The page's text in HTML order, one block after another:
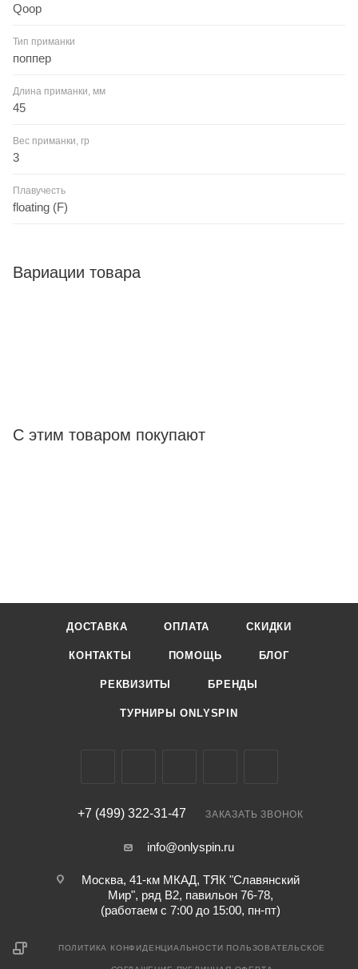
Qoop
Тип приманки
поппер
Длина приманки, мм
45
Вес приманки, гр
3
Плавучесть
floating (F)
Вариации товара
С этим товаром покупают
ДОСТАВКА ОПЛАТА СКИДКИ
КОНТАКТЫ ПОМОЩЬ БЛОГ
РЕКВИЗИТЫ БРЕНДЫ
ТУРНИРЫ ONLYSPIN
+7 (499) 322-31-47 ЗАКАЗАТЬ ЗВОНОК
info@onlyspin.ru
Москва, 41-км МКАД, ТЯК "Славянский
Мир", ряд В2, павильон 76-78,
(работаем с 7:00 до 15:00, пн-пт)
ПОЛИТИКА КОНФИДЕНЦИАЛЬНОСТИ ПОЛЬЗОВАТЕЛЬСКОЕ